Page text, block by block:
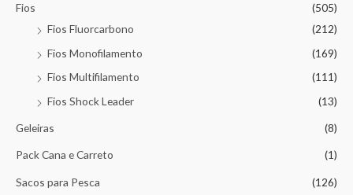
Fios
(505)
Fios Fluorcarbono
(212)
Fios Monofilamento
(169)
Fios Multifilamento
(111)
Fios Shock Leader
(13)
Geleiras (8)
Pack Cana e Carreto (1)
Sacos para Pesca
(126)